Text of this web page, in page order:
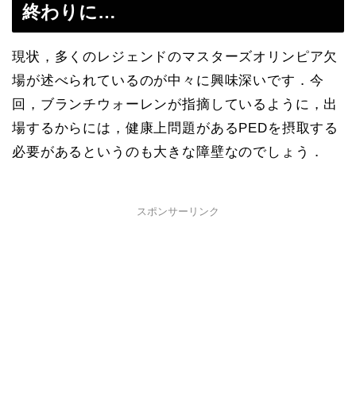
終わりに…
現状，多くのレジェンドのマスターズオリンピア欠
場が述べられているのが中々に興味深いです．今
回，ブランチウォーレンが指摘しているように，出
場するからには，健康上問題があるPEDを摂取する
必要があるというのも大きな障壁なのでしょう．
スポンサーリンク